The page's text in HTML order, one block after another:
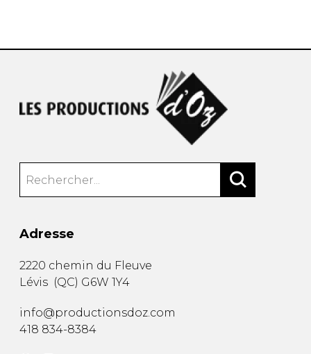
Adresse
2220 chemin du Fleuve
Lévis (QC) G6W 1Y4
info@productionsdoz.com
418 834-8384